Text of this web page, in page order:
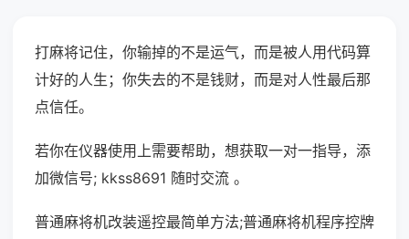
打麻将记住，你输掉的不是运气，而是被人用代码算
计好的人生；你失去的不是钱财，而是对人性最后那
点信任。
若你在仪器使用上需要帮助，想获取一对一指导，添
加微信号; kkss8691 随时交流 。
普通麻将机改装遥控最简单方法;普通麻将机程序控牌